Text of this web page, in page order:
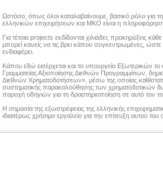
Ωστόσο, όπως όλοι καταλαβαίνουμε, βασικό ρόλο για
ελληνικών επιχειρήσεων και ΜΚΟ είναι η
Για τέτοια projects εκδίδονται χιλιάδες προκηρύξεις
μπορεί κανείς να τις βρει κάπου συγκεντρωμένες, ώστε
ενδιαφέρει.
Κάπου εδώ εισέρχεται και το υπουργείο Εξωτερικών το
Γραμματείας Αξιοποίησης Διεθνών Προγραμμάτων,
Διεθνών Χρηματοδοτήσεων», μέσω της οποίας
συστηματικής παρακολούθησης των χρηματοδοτικών
παροχή οδηγιών για τη δραστηριοποίηση σε αυτό τον
Η σημασία της εξωστρέφειας της ελληνικής
ιδιαιτέρως χρήσιμο εργαλείο για την επίτευξη αυτού του